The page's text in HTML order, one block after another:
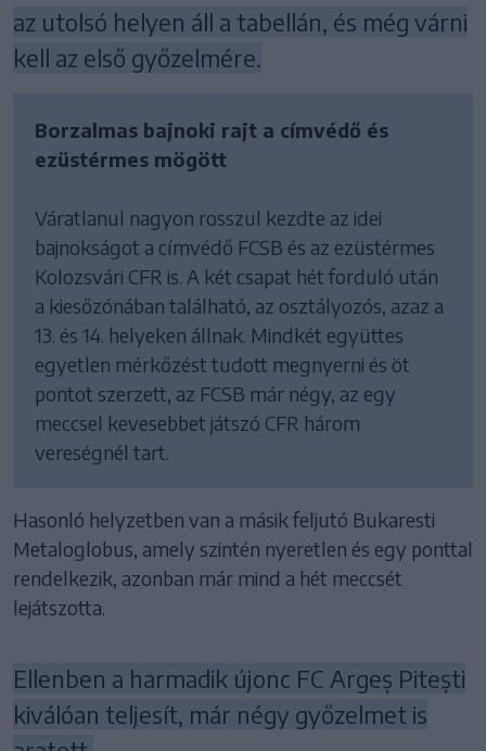
az utolsó helyen áll a tabellán, és még várni
kell az első győzelmére.
Borzalmas bajnoki rajt a címvédő és
ezüstérmes mögött
Váratlanul nagyon rosszul kezdte az idei
bajnokságot a címvédő FCSB és az ezüstérmes
Kolozsvári CFR is. A két csapat hét forduló után
a kiesőzónában található, az osztályozós, azaz a
13. és 14. helyeken állnak. Mindkét együttes
egyetlen mérkőzést tudott megnyerni és öt
pontot szerzett, az FCSB már négy, az egy
meccsel kevesebbet játszó CFR három
vereségnél tart.
Hasonló helyzetben van a másik feljutó Bukaresti
Metaloglobus, amely szintén nyeretlen és egy ponttal
rendelkezik, azonban már mind a hét meccsét
lejátszotta.
Ellenben a harmadik újonc FC Argeș Pitești
kiválóan teljesít, már négy győzelmet is